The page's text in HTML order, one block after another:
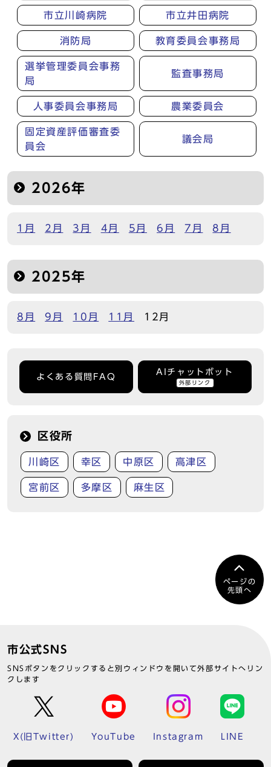
市立川崎病院 市立井田病院
消防局 教育委員会事務局
選挙管理委員会事務
局
監査事務局
人事委員会事務局 農業委員会
固定資産評価審査委
員会
議会局
2026年
1月 2月 3月 4月 5月 6月 7月 8月
2025年
8月 9月 10月 11月 12月
よくある質問FAQ
AIチャットボット
外部リンク
区役所
川崎区 幸区 中原区 高津区
宮前区 多摩区 麻生区
ページの
先頭へ
市公式SNS
SNSボタンをクリックすると別ウィンドウを開いて外部サイトへリン
クします
X(旧Twitter) YouTube Instagram LINE